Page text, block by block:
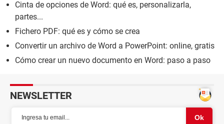
Cinta de opciones de Word: qué es, personalizarla,
partes...
Fichero PDF: qué es y cómo se crea
Convertir un archivo de Word a PowerPoint: online, gratis
Cómo crear un nuevo documento en Word: paso a paso
NEWSLETTER